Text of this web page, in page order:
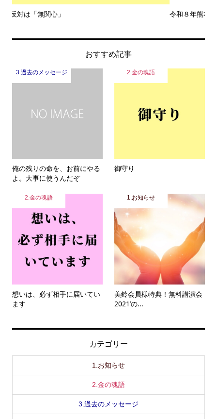
令和８年熊本地震
おすすめ記事
3.過去のメッセージ
俺の残りの命を、お前にやる
よ。大事に使うんだぞ
2.金の魂語
御守り
2.金の魂語
想いは、必ず相手に届いてい
ます
1.お知らせ
美鈴会員様特典！無料講演会
2021’の...
カテゴリー
1.お知らせ
2.金の魂語
3.過去のメッセージ